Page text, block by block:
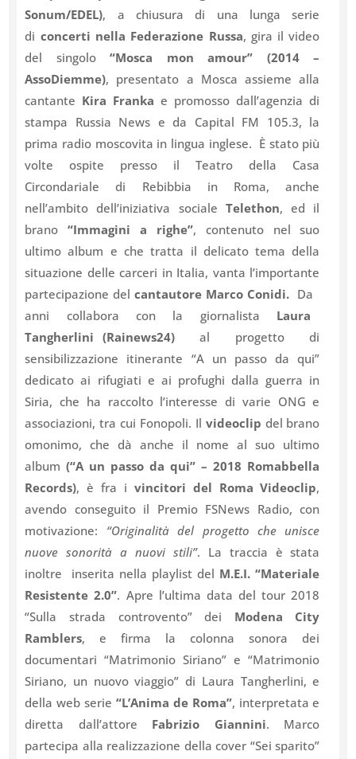
Sonum/EDEL), a chiusura di una lunga serie
di concerti nella Federazione Russa, gira il video
del singolo“Mosca mon amour” (2014 –
AssoDiemme), presentato a Mosca assieme alla
cantante Kira Franka e promosso dall’agenzia di
stampa Russia News e da Capital FM 105.3, la
prima radio moscovita in lingua inglese. È stato più
volte ospite presso il Teatro della Casa
Circondariale di Rebibbia in Roma, anche
nell’ambito dell’iniziativa sociale Telethon, ed il
brano“Immagini a righe”, contenuto nel suo
ultimo album e che tratta il delicato tema della
situazione delle carceri in Italia, vanta l’importante
partecipazione del cantautore Marco Conidi.Da
anni collabora con la giornalista
Laura
Tangherlini (Rainews24)al progetto di
sensibilizzazione itinerante “A un passo da qui”
dedicato ai rifugiati e ai profughi dalla guerra in
Siria, che ha raccolto l’interesse di varie ONG e
associazioni, tra cui Fonopoli. Il videoclip del brano
omonimo, che dà anche il nome al suo ultimo
album(“A un passo da qui” – 2018 Romabbella
Records), è fra i vincitori del Roma Videoclip,
avendo conseguito il Premio FSNews Radio, con
motivazione: “Originalità del progetto che unisce
nuove sonorità a nuovi stili”. La traccia è stata
inoltre inserita nella playlist del M.E.I. “Materiale
Resistente 2.0”. Apre l’ultima data del tour 2018
“Sulla strada controvento” dei Modena City
Ramblers, e firma la colonna sonora dei
documentari “Matrimonio Siriano” e “Matrimonio
Siriano, un nuovo viaggio” di Laura Tangherlini, e
della web serie “L’Anima de Roma”, interpretata e
diretta dall’attore Fabrizio Giannini. Marco
partecipa alla realizzazione della cover “Sei sparito”